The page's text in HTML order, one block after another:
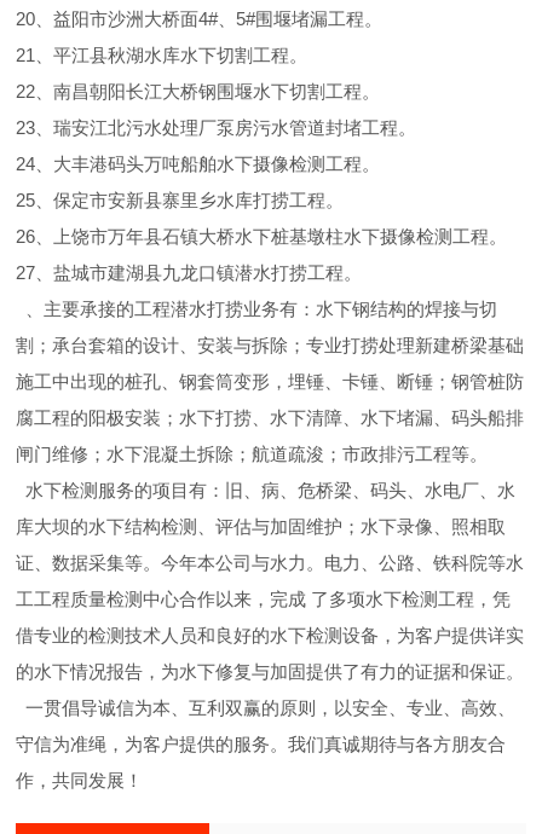
20、益阳市沙洲大桥面4#、5#围堰堵漏工程。
21、平江县秋湖水库水下切割工程。
22、南昌朝阳长江大桥钢围堰水下切割工程。
23、瑞安江北污水处理厂泵房污水管道封堵工程。
24、大丰港码头万吨船舶水下摄像检测工程。
25、保定市安新县寨里乡水库打捞工程。
26、上饶市万年县石镇大桥水下桩基墩柱水下摄像检测工程。
27、盐城市建湖县九龙口镇潜水打捞工程。
、主要承接的工程潜水打捞业务有：水下钢结构的焊接与切
割；承台套箱的设计、安装与拆除；专业打捞处理新建桥梁基础
施工中出现的桩孔、钢套筒变形，埋锤、卡锤、断锤；钢管桩防
腐工程的阳极安装；水下打捞、水下清障、水下堵漏、码头船排
闸门维修；水下混凝土拆除；航道疏浚；市政排污工程等。
水下检测服务的项目有：旧、病、危桥梁、码头、水电厂、水
库大坝的水下结构检测、评估与加固维护；水下录像、照相取
证、数据采集等。今年本公司与水力。电力、公路、铁科院等水
工工程质量检测中心合作以来，完成 了多项水下检测工程，凭
借专业的检测技术人员和良好的水下检测设备，为客户提供详实
的水下情况报告，为水下修复与加固提供了有力的证据和保证。
一贯倡导诚信为本、互利双赢的原则，以安全、专业、高效、
守信为准绳，为客户提供的服务。我们真诚期待与各方朋友合
作，共同发展！